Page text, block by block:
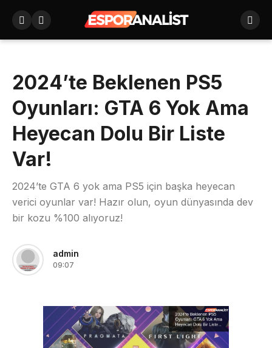
2024’te Beklenen PS5
Oyunları: GTA 6 Yok Ama
Heyecan Dolu Bir Liste
Var!
2024’te GTA 6 yok ama PS5 için başka heyecan
verici oyunlar var! Hazır olun, oyun dünyasında dev
bir kozu %100 alıyoruz!
admin
09:07